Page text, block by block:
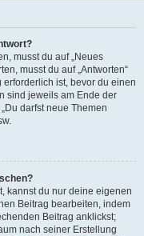
musst du auf „Neues
musst du auf „Antworten“
ist, bevor du einen
sind jeweils am Ende der
darfst neue Themen
kannst du nur deine eigenen
Beitrag bearbeiten, indem
Beitrag anklickst;
nach seiner Erstellung